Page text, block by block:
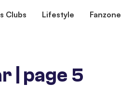
Clubs Lifestyle Fanzone
| page 5